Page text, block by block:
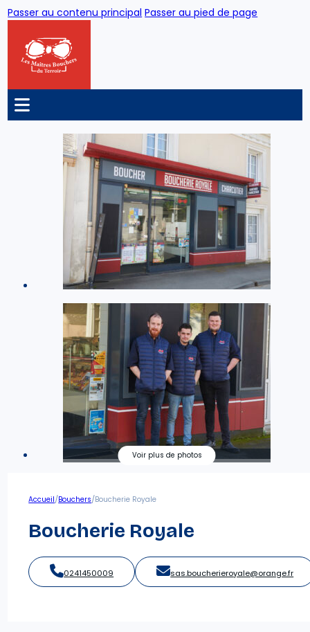
Passer au contenu principal Passer au pied de page
Accueil/Bouchers/Boucherie Royale
Boucherie Royale
0241450009 sas.boucherieroyale@orange.fr